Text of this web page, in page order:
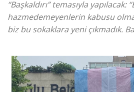
“Başkaldırı” temasıyla yapılacak:
hazmedemeyenlerin kabusu
biz bu sokaklara yeni çıkmadık.